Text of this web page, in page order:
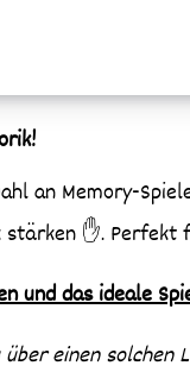
an Memory-
✋. Perfekt
und das ideale
einen